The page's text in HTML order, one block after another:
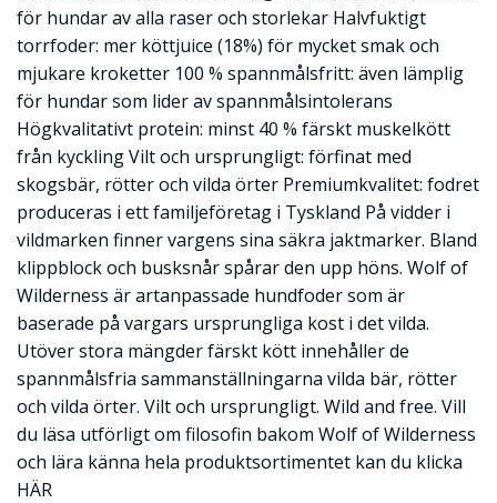
för hundar av alla raser och storlekar Halvfuktigt
torrfoder: mer köttjuice (18%) för mycket smak och
mjukare kroketter 100 % spannmålsfritt: även lämplig
för hundar som lider av spannmålsintolerans
Högkvalitativt protein: minst 40 % färskt muskelkött
från kyckling Vilt och ursprungligt: förfinat med
skogsbär, rötter och vilda örter Premiumkvalitet: fodret
produceras i ett familjeföretag i Tyskland På vidder i
vildmarken finner vargens sina säkra jaktmarker. Bland
klippblock och busksnår spårar den upp höns. Wolf of
Wilderness är artanpassade hundfoder som är
baserade på vargars ursprungliga kost i det vilda.
Utöver stora mängder färskt kött innehåller de
spannmålsfria sammanställningarna vilda bär, rötter
och vilda örter. Vilt och ursprungligt. Wild and free. Vill
du läsa utförligt om filosofin bakom Wolf of Wilderness
och lära känna hela produktsortimentet kan du klicka
HÄR